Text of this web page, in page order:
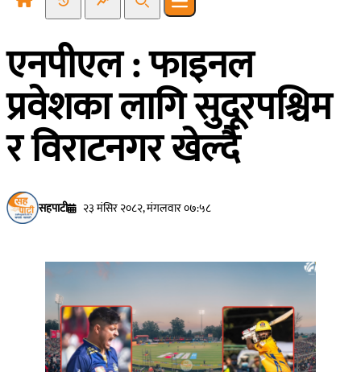
Recent NewsTrending News
SearchOpen main menu
एनपीएल : फाइनल
प्रवेशका लागि सुदूरपश्चिम
र विराटनगर खेल्दै
सहपाटी २३ मंसिर २०८२, मंगलवार ०७:५८